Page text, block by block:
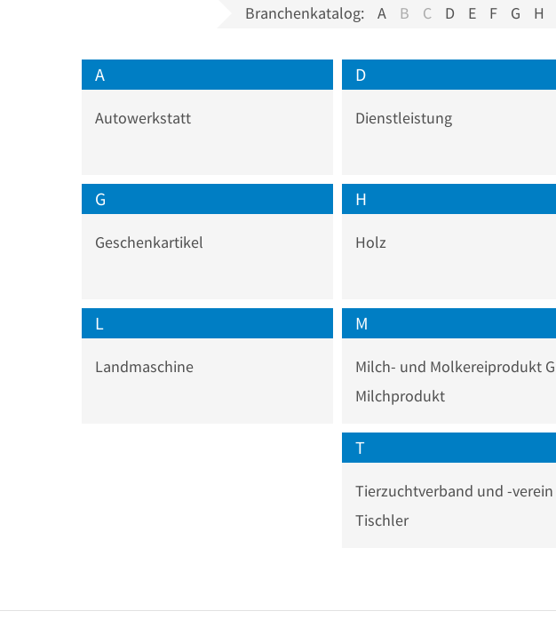
Branchenkatalog: A B C D E F G H
A
Autowerkstatt
D
Dienstleistung
G
Geschenkartikel
H
Holz
L
Landmaschine
M
Milchprodukt
T
Tierzuchtverband und -verein
Tischler